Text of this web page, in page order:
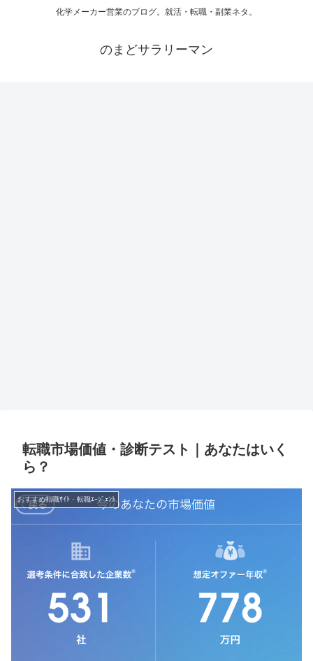
化学メーカー営業のブログ。就活・転職・副業ネタ。
のまどサラリーマン
転職市場価値・診断テスト｜あなたはいく
ら？
おすすめ転職ｻｲﾄ・転職ｴｰｼﾞｪﾝﾄ